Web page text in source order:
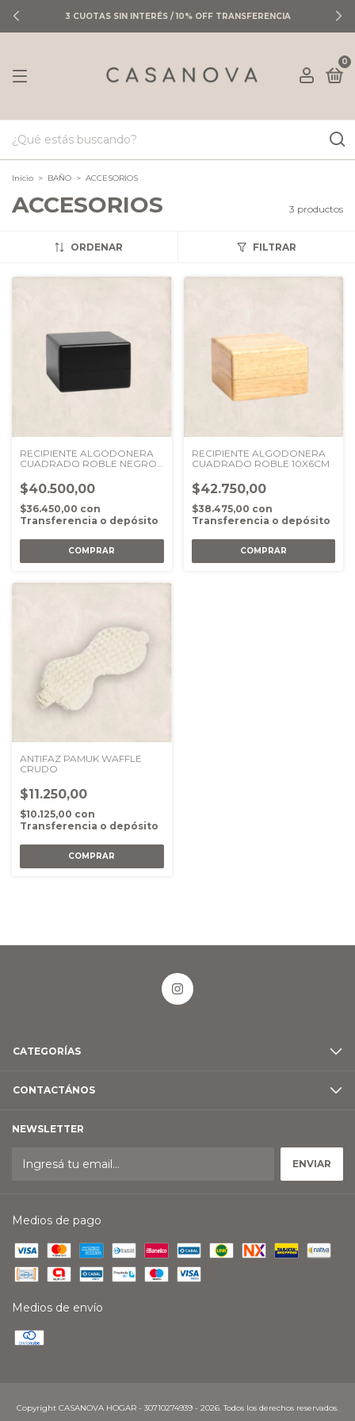
3 CUOTAS SIN INTERÉS / 10% OFF TRANSFERENCIA
0
Inicio > BAÑO > ACCESORIOS
ACCESORIOS 3 productos
ORDENAR FILTRAR
RECIPIENTE ALGODONERA
CUADRADO ROBLE NEGRO
$40.500,00
$36.450,00 con
Transferencia o depósito
RECIPIENTE ALGODONERA
CUADRADO ROBLE 10X6CM
$42.750,00
$38.475,00 con
Transferencia o depósito
ANTIFAZ PAMUK WAFFLE
CRUDO
$11.250,00
$10.125,00 con
Transferencia o depósito
CATEGORÍAS
CONTACTÁNOS
NEWSLETTER
Medios de pago
Medios de envío
Copyright CASANOVA HOGAR - 30710274939 - 2026. Todos los derechos reservados.